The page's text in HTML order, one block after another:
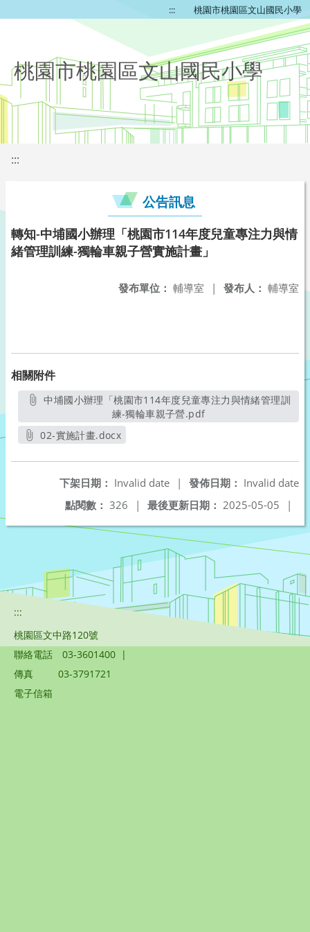
::: 桃園市桃園區文山國民小學
桃園市桃園區文山國民小學
:::
公告訊息
轉知-中埔國小辦理「桃園市114年度兒童專注力與情
緒管理訓練-獨輪車親子營實施計畫」
發布人： 輔導室
發布單位： 輔導室 |
相關附件
中埔國小辦理「桃園市114年度兒童專注力與情緒管理訓
練-獨輪車親子營.pdf另開新視窗
02-實施計畫.docx
發佈日期： Invalid date
下架日期： Invalid date
|
最後更新日期： 2025-05-05 |
點閱數： 326 |
:::
桃園區文中路120號
聯絡電話
03-3601400 |
傳真
03-3791721
電子信箱